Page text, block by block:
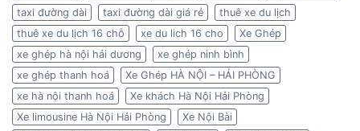
taxi đường dài
taxi đường dài giá rẻ
thuê xe du lịch
thuê xe du lịch 16 chỗ
xe du lich 16 cho
Xe Ghép
xe ghép hà nội hải dương
xe ghép ninh bình
xe ghép thanh hoá
Xe Ghép HÀ NỘI – HẢI PHÒNG
xe hà nội thanh hoá
Xe khách Hà Nội Hải Phòng
Xe limousine Hà Nội Hải Phòng
Xe Nội Bài